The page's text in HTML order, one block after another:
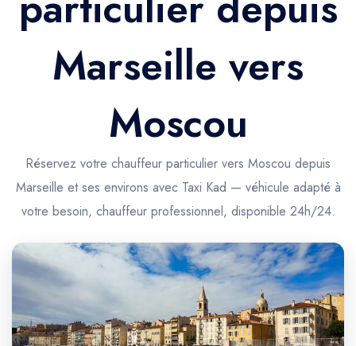
Trajet Gare SNCF
Trajet Port croisière
Trajet Séminaire
Trajet Santé
Trajet Longue Distance
Réservation
Actualités & évènements
Contactez-nous
Marseille vers
Moscou
Réservez votre chauffeur particulier vers Moscou depuis
Marseille et ses environs avec Taxi Kad — véhicule adapté à
votre besoin, chauffeur professionnel, disponible 24h/24.